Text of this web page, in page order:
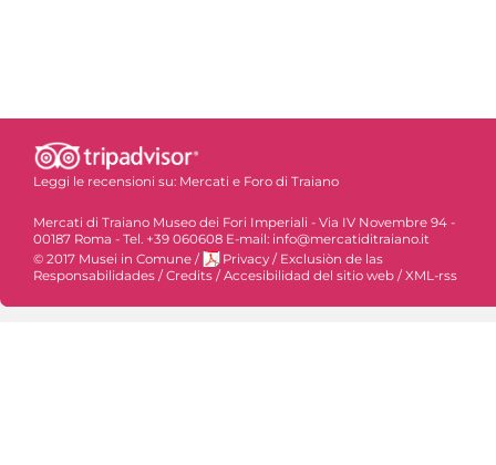
Leggi le recensioni su: Mercati e Foro di Traiano
Mercati di Traiano Museo dei Fori Imperiali - Via IV Novembre 94 -
00187 Roma - Tel. +39 060608 E-mail: info@mercatiditraiano.it
© 2017 Musei in Comune / Privacy / Exclusiòn de las
Responsabilidades / Credits / Accesibilidad del sitio web / XML-rss